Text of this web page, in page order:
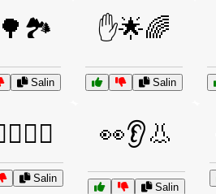
Salin
✋🌟🌈
Salin
Salin
👀👂👃
Salin